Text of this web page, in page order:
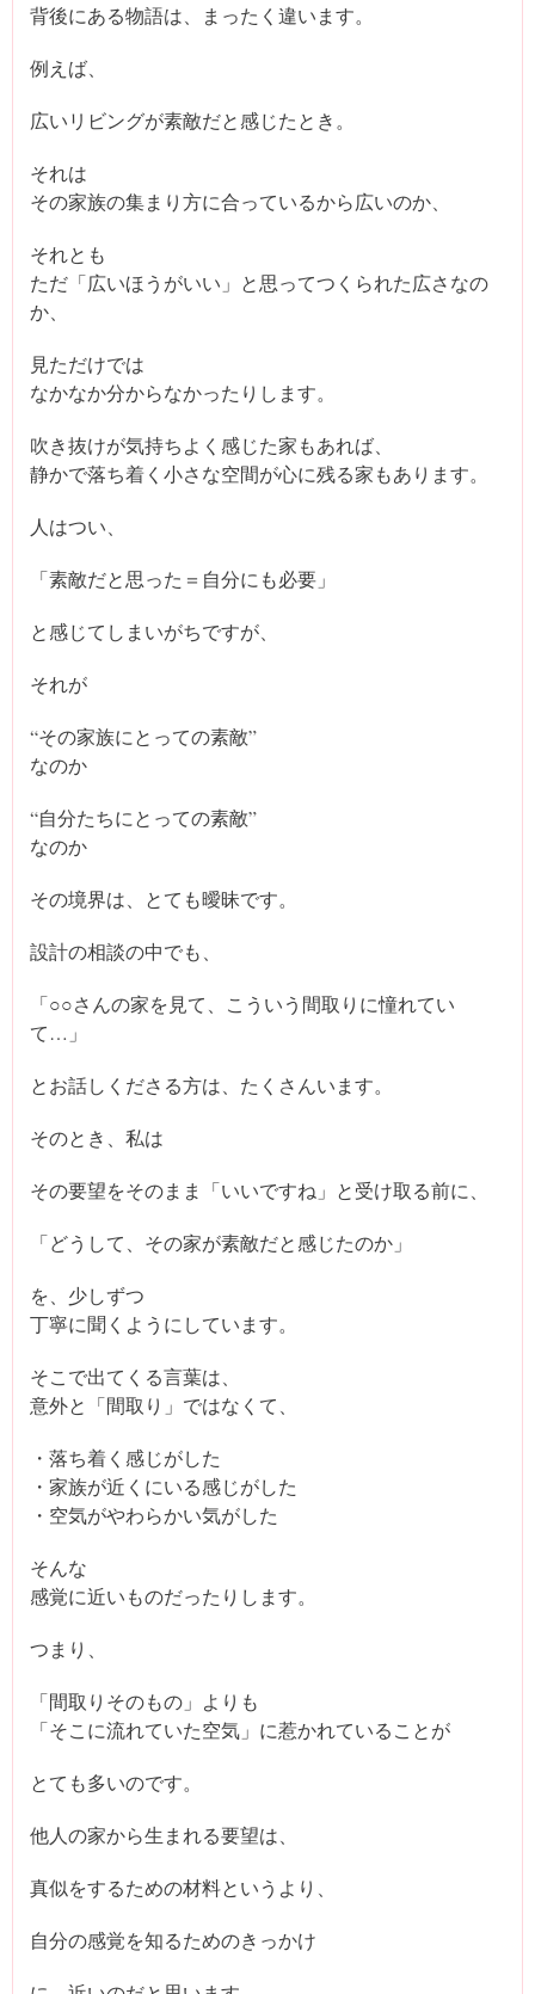
背後にある物語は、まったく違います。
例えば、
広いリビングが素敵だと感じたとき。
それは
その家族の集まり方に合っているから広いのか、
それとも
ただ「広いほうがいい」と思ってつくられた広さなの
か、
見ただけでは
なかなか分からなかったりします。
吹き抜けが気持ちよく感じた家もあれば、
静かで落ち着く小さな空間が心に残る家もあります。
人はつい、
「素敵だと思った＝自分にも必要」
と感じてしまいがちですが、
それが
“その家族にとっての素敵”
なのか
“自分たちにとっての素敵”
なのか
その境界は、とても曖昧です。
設計の相談の中でも、
「○○さんの家を見て、こういう間取りに憧れてい
て…」
とお話しくださる方は、たくさんいます。
そのとき、私は
その要望をそのまま「いいですね」と受け取る前に、
「どうして、その家が素敵だと感じたのか」
を、少しずつ
丁寧に聞くようにしています。
そこで出てくる言葉は、
意外と「間取り」ではなくて、
・落ち着く感じがした
・家族が近くにいる感じがした
・空気がやわらかい気がした
そんな
感覚に近いものだったりします。
つまり、
「間取りそのもの」よりも
「そこに流れていた空気」に惹かれていることが
とても多いのです。
他人の家から生まれる要望は、
真似をするための材料というより、
自分の感覚を知るためのきっかけ